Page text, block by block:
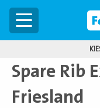
Menu
Spare Rib
Friesland